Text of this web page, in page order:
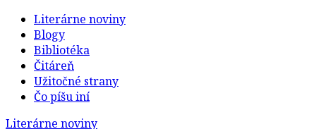
Literárne noviny
Blogy
Bibliotéka
Čitáreň
Užitočné strany
Čo píšu iní
Literárne noviny